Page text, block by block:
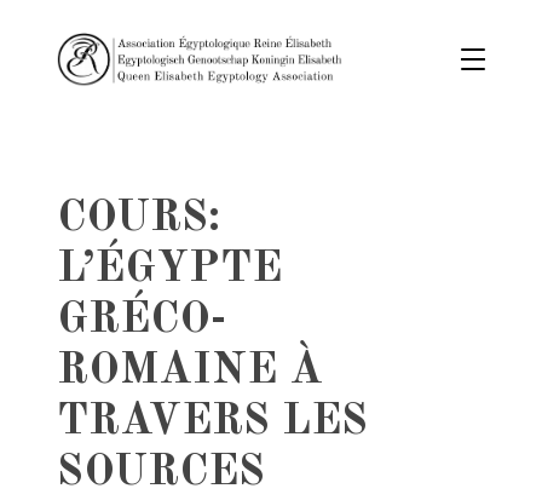
COURS:
L’ÉGYPTE
GRÉCO-
ROMAINE À
TRAVERS LES
SOURCES